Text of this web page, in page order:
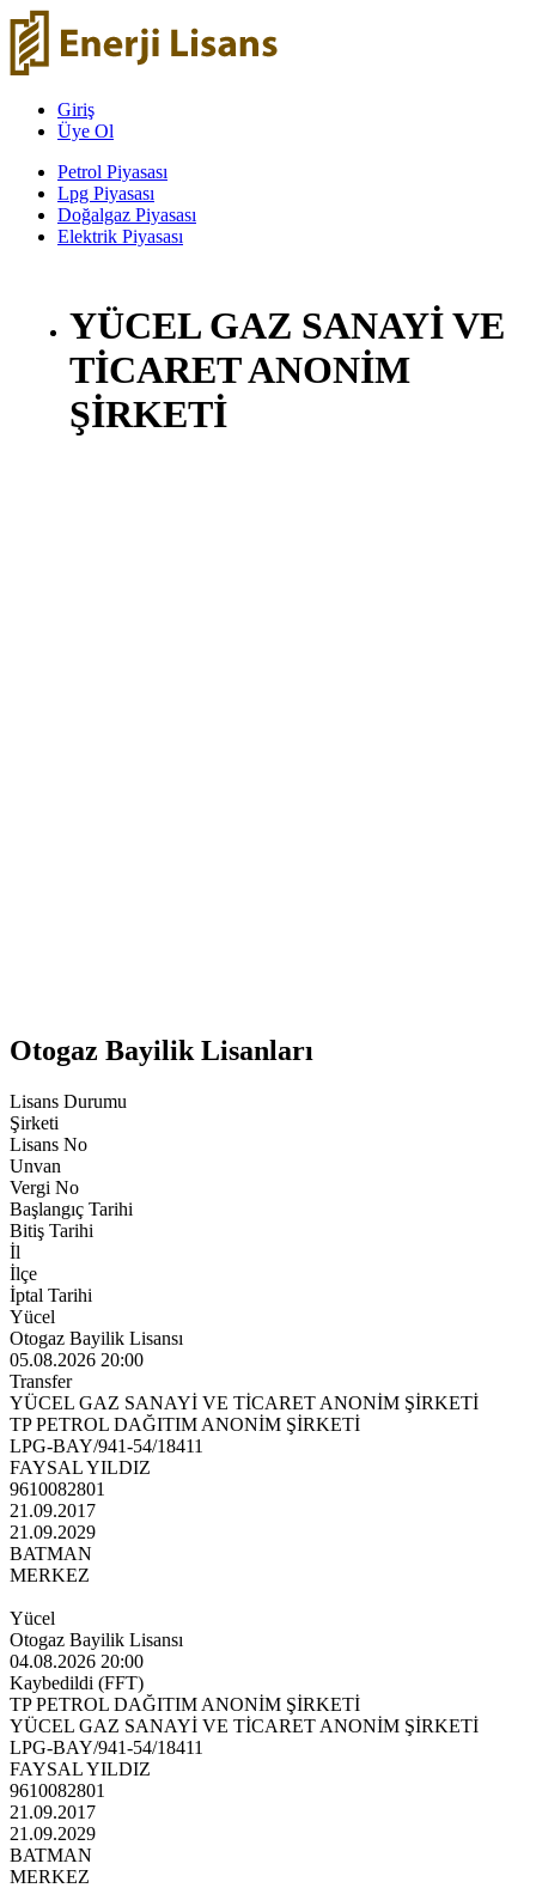
Giriş
Üye Ol
Petrol Piyasası
Lpg Piyasası
Doğalgaz Piyasası
Elektrik Piyasası
YÜCEL GAZ SANAYİ VE
TİCARET ANONİM
ŞİRKETİ
Otogaz Bayilik Lisanları
Lisans Durumu
Şirketi
Lisans No
Unvan
Vergi No
Başlangıç Tarihi
Bitiş Tarihi
İl
İlçe
İptal Tarihi
Yücel
Otogaz Bayilik Lisansı
05.08.2026 20:00
Transfer
YÜCEL GAZ SANAYİ VE TİCARET ANONİM ŞİRKETİ
TP PETROL DAĞITIM ANONİM ŞİRKETİ
LPG-BAY/941-54/18411
FAYSAL YILDIZ
9610082801
21.09.2017
21.09.2029
BATMAN
MERKEZ
Yücel
Otogaz Bayilik Lisansı
04.08.2026 20:00
Kaybedildi (FFT)
TP PETROL DAĞITIM ANONİM ŞİRKETİ
YÜCEL GAZ SANAYİ VE TİCARET ANONİM ŞİRKETİ
LPG-BAY/941-54/18411
FAYSAL YILDIZ
9610082801
21.09.2017
21.09.2029
BATMAN
MERKEZ